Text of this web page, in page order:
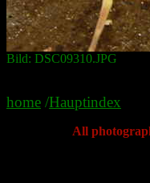
Bild: DSC09310.JPG
home /Hauptindex
All